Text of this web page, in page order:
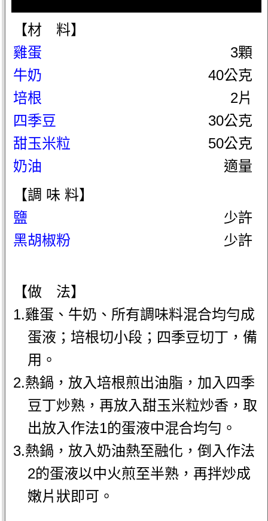
【材 料】
雞蛋
3顆
牛奶
40公克
培根
2片
四季豆
30公克
甜玉米粒
50公克
奶油
適量
【調 味 料】
鹽
少許
黑胡椒粉
少許
【做 法】
1.雞蛋、牛奶、所有調味料混合均勻成
蛋液；培根切小段；四季豆切丁，備
用。
2.熱鍋，放入培根煎出油脂，加入四季
豆丁炒熟，再放入甜玉米粒炒香，取
出放入作法1的蛋液中混合均勻。
3.熱鍋，放入奶油熱至融化，倒入作法
2的蛋液以中火煎至半熟，再拌炒成
嫩片狀即可。